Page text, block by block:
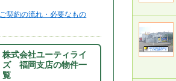
ご契約の流れ・必要なもの
株式会社ユーティライ
ズ 福岡支店の物件一
覧